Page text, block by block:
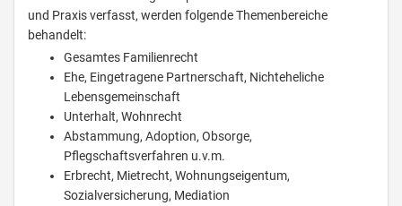
und Praxis verfasst, werden folgende Themenbereiche
behandelt:
Gesamtes Familienrecht
Ehe, Eingetragene Partnerschaft, Nichteheliche
Lebensgemeinschaft
Unterhalt, Wohnrecht
Abstammung, Adoption, Obsorge,
Pflegschaftsverfahren u.v.m.
Erbrecht, Mietrecht, Wohnungseigentum,
Sozialversicherung, Mediation